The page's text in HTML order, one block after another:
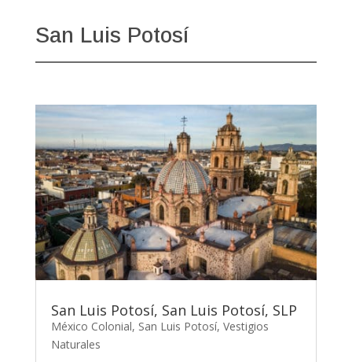
San Luis Potosí
San Luis Potosí, San Luis Potosí, SLP
México Colonial, San Luis Potosí, Vestigios
Naturales